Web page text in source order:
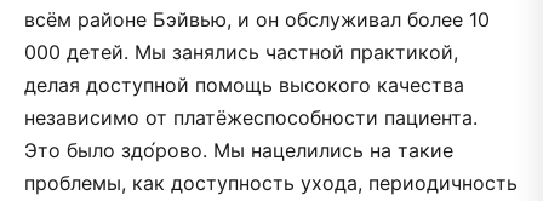
всём районе Бэйвью, и он обслуживал более 10
000 детей. Мы занялись частной практикой,
делая доступной помощь высокого качества
независимо от платёжеспособности пациента.
Это было здо́рово. Мы нацелились на такие
проблемы, как доступность ухода, периодичность